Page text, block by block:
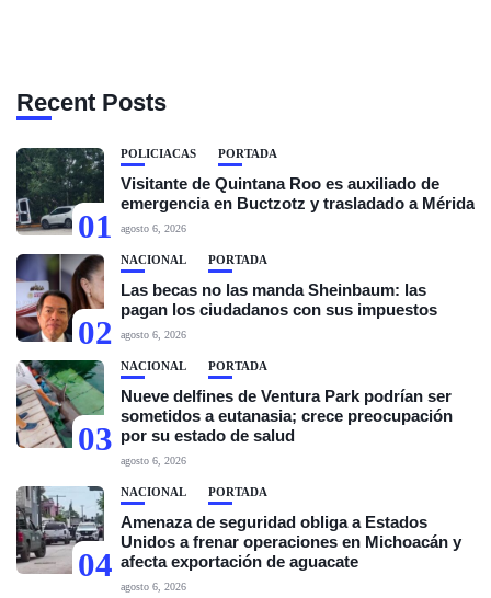
Recent Posts
01
POLICIACAS PORTADA
Visitante de Quintana Roo es auxiliado de
emergencia en Buctzotz y trasladado a Mérida
agosto 6, 2026
02
NACIONAL PORTADA
Las becas no las manda Sheinbaum: las
pagan los ciudadanos con sus impuestos
agosto 6, 2026
03
NACIONAL PORTADA
Nueve delfines de Ventura Park podrían ser
sometidos a eutanasia; crece preocupación
por su estado de salud
agosto 6, 2026
04
NACIONAL PORTADA
Amenaza de seguridad obliga a Estados
Unidos a frenar operaciones en Michoacán y
afecta exportación de aguacate
agosto 6, 2026